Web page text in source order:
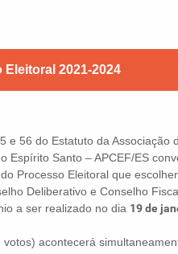
Eleitoral 2021-2024
e 56 do Estatuto da Associação
Espírito Santo – APCEF/ES
Processo Eleitoral que
Deliberativo e Conselho
a ser realizado no dia 19 de
acontecerá